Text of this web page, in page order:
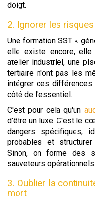
doigt.
2. Ignorer les
Une formation SST «
elle existe encore,
atelier industriel, une
tertiaire n'ont pas les
intégrer ces
côté de l'essentiel.
C'est pour cela qu'un
d'être un luxe. C'est le
dangers spécifiques,
probables et
Sinon, on forme des
sauveteurs opérationnels.
3. Oublier la
mort